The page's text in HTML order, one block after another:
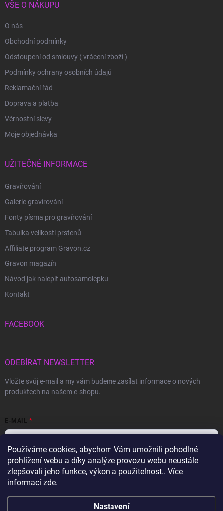
Používáme cookies, abychom Vám umožnili pohodlné
prohlížení webu a díky analýze provozu webu neustále
zlepšovali jeho funkce, výkon a použitelnost.. Více
informací zde.
Nastavení
VŠE O NÁKUPU
O nás
Obchodní podmínky
Odstoupení od smlouvy ( vrácení zboží )
Podmínky ochrany osobních údajů
Reklamační řád
Doprava a platba
Věrnostní slevy
Moje objednávka
UŽITEČNÉ INFORMACE
Gravírování
Galerie gravírování
Fonty písma pro gravírování
Tabulka velikosti prstenů
Affiliate program Gravon.cz
Gravon magazín
Návod jak nalepit autosamolepku
Kontakt
FACEBOOK
ODEBÍRAT NEWSLETTER
Vložte svůj e-mail a my vám budeme zasílat informace o nových
produktech na našem e-shopu.
E-MAIL
Vložením e-mailu souhlasíte spodmínkami ochrany osobních údajů
Přihlásit se